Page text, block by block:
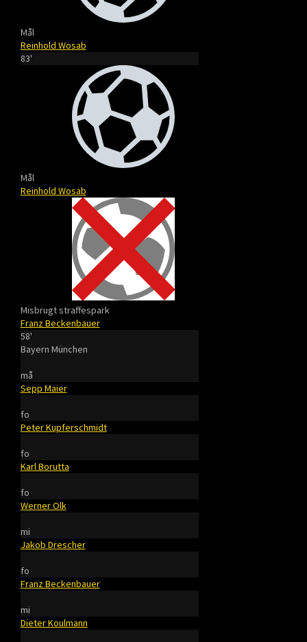
Mål
Reinhold Wosab
83'
Mål
Reinhold Wosab
Misbrugt straffespark
Franz Beckenbauer
58'
Bayern München
må
Sepp Maier
fo
Peter Kupferschmidt
fo
Karl Borutta
fo
Werner Olk
mi
Jakob Drescher
fo
Franz Beckenbauer
mi
Dieter Koulmann